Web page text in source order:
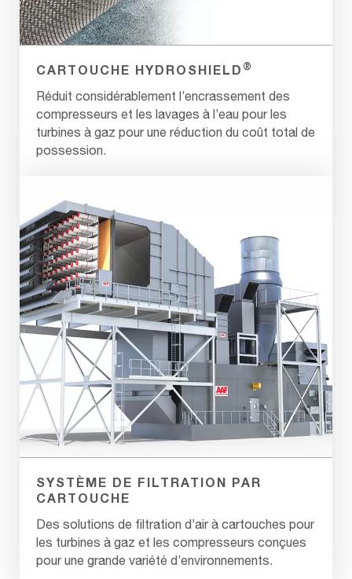
CARTOUCHE HYDROSHIELD ®
Réduit considérablement l’encrassement des
compresseurs et les lavages à l’eau pour les
turbines à gaz pour une réduction du coût total de
possession.
SYSTÈME DE FILTRATION PAR
CARTOUCHE
Des solutions de filtration d’air à cartouches pour
les turbines à gaz et les compresseurs conçues
pour une grande variété d’environnements.